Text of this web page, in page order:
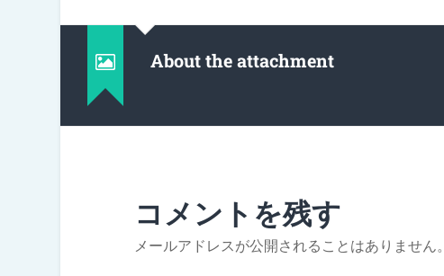
About the attachment
コメントを残す
メールアドレスが公開されることはありません。